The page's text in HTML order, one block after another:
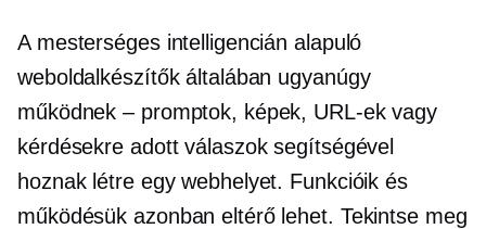
A mesterséges intelligencián alapuló
weboldalkészítők általában ugyanúgy
működnek – promptok, képek, URL-ek vagy
kérdésekre adott válaszok segítségével
hoznak létre egy webhelyet. Funkcióik és
működésük azonban eltérő lehet. Tekintse meg